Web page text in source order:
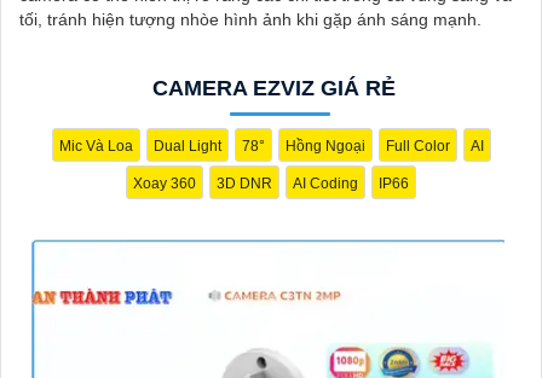
tối, tránh hiện tượng nhòe hình ảnh khi gặp ánh sáng mạnh.
CAMERA EZVIZ GIÁ RẺ
Mic Và Loa Dual Light 78° Hồng Ngoại Full Color AI
Xoay 360 3D DNR AI Coding IP66